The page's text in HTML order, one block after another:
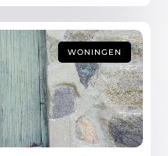
WONINGEN